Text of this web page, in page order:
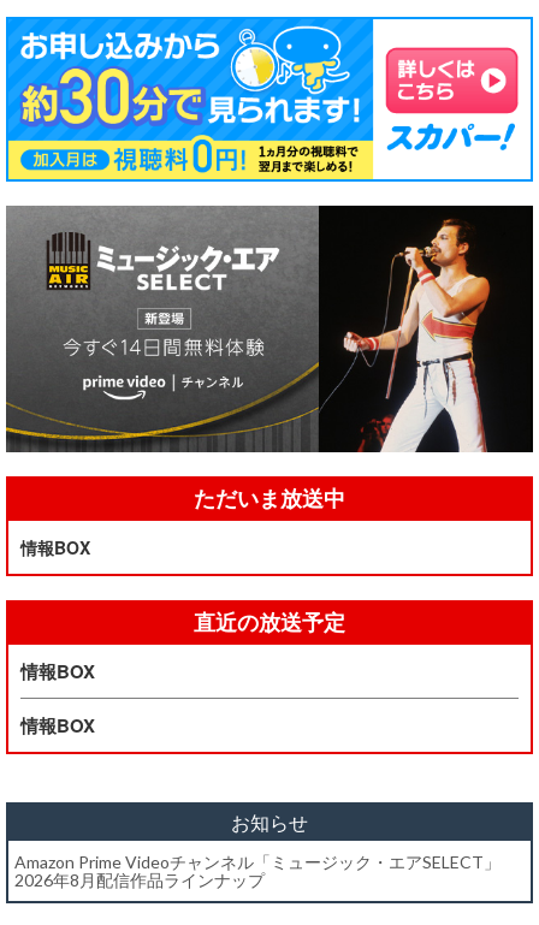
ただいま放送中
情報BOX
直近の放送予定
情報BOX
情報BOX
お知らせ
Amazon Prime Videoチャンネル「ミュージック・エアSELECT」
2026年8月配信作品ラインナップ